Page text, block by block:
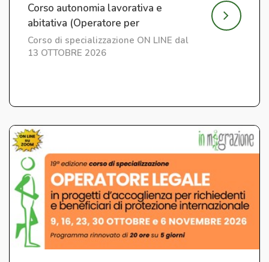
Corso autonomia lavorativa e
abitativa (Operatore per
l'Integrazione) ed. 7
Corso di specializzazione ON LINE dal
13 OTTOBRE 2026